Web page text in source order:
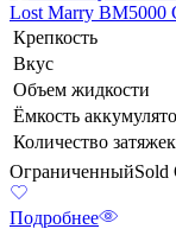
Lost Marry BM5000
Крепкость
Вкус
Объем жидкости
Ёмкость
Количество затяжек
ОграниченныйSold
Подробнее